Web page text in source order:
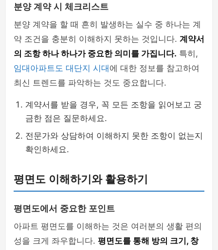
분양 계약 시 체크리스트
분양 계약을 할 때 흔히 발생하는 실수 중 하나는 계
약 조건을 충분히 이해하지 못하는 것입니다. 계약서
의 조항 하나 하나가 중요한 의미를 가집니다. 특히,
임대아파트도 대단지 시대 에 대한 정보를 참고하여
최신 트렌드를 파악하는 것도 중요합니다.
계약서를 받을 경우, 꼭 모든 조항을 읽어보고 궁
금한 점은 질문하세요.
전문가와 상담하여 이해하지 못한 조항이 없는지
확인하세요.
평면도 이해하기와 활용하기
평면도에서 중요한 포인트
아파트 평면도를 이해하는 것은 여러분의 생활 편의
성을 크게 좌우합니다. 평면도를 통해 방의 크기, 창